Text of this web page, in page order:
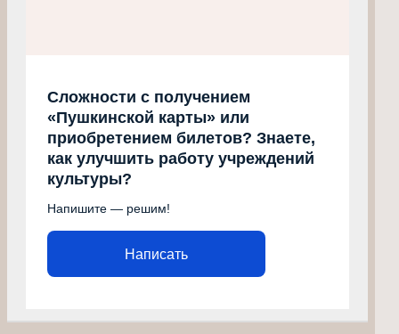
Сложности с получением
«Пушкинской карты» или
приобретением билетов? Знаете,
как улучшить работу учреждений
культуры?
Напишите — решим!
Написать